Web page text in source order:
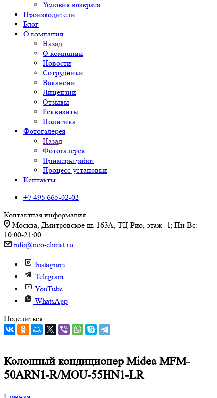
Условия возврата
Производители
Блог
О компании
Назад
О компании
Новости
Сотрудники
Вакансии
Лицензии
Отзывы
Реквизиты
Политика
Фотогалерея
Назад
Фотогалерея
Примеры работ
Процесс установки
Контакты
+7 495 665-02-02
Контактная информация
Москва, Дмитровское ш. 163А, ТЦ Рио, этаж -1; Пн-Вс:
10:00-21:00
info@neo-climat.ru
Instagram
Telegram
YouTube
WhatsApp
Поделиться
Колонный кондиционер Midea MFM-
50ARN1-R/MOU-55HN1-LR